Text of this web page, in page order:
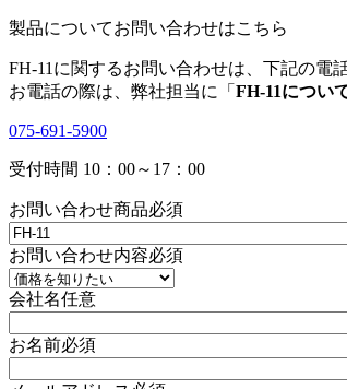
製品についてお問い合わせはこちら
FH-11に関するお問い合わせは、下記の電
お電話の際は、弊社担当に「 FH-11につい
075-691-5900
受付時間 10：00～17：00
お問い合わせ商品必須
お問い合わせ内容必須
会社名任意
お名前必須